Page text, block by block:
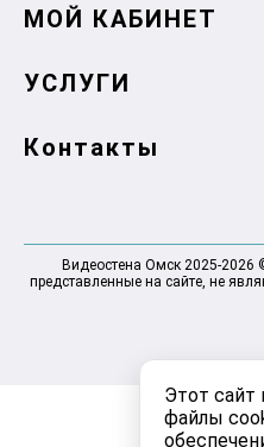
Этот сайт
файлы
МОЙ КАБИНЕТ
УСЛУГИ
Контакты
Видеостена Омск 2025-
представленные на сайте, не